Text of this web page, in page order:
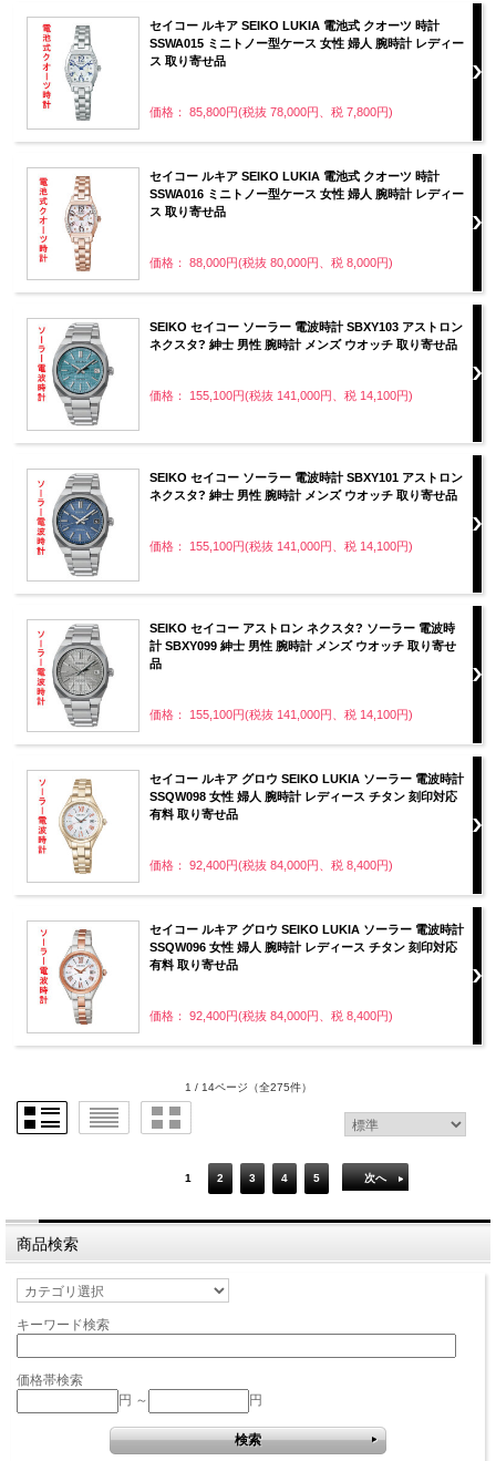
セイコー ルキア SEIKO LUKIA 電池式 クオーツ 時計
SSWA015 ミニトノー型ケース 女性 婦人 腕時計 レディー
ス 取り寄せ品
価格： 85,800円(税抜 78,000円、税 7,800円)
セイコー ルキア SEIKO LUKIA 電池式 クオーツ 時計
SSWA016 ミニトノー型ケース 女性 婦人 腕時計 レディー
ス 取り寄せ品
価格： 88,000円(税抜 80,000円、税 8,000円)
SEIKO セイコー ソーラー 電波時計 SBXY103 アストロン
ネクスタ? 紳士 男性 腕時計 メンズ ウオッチ 取り寄せ品
価格： 155,100円(税抜 141,000円、税 14,100円)
SEIKO セイコー ソーラー 電波時計 SBXY101 アストロン
ネクスタ? 紳士 男性 腕時計 メンズ ウオッチ 取り寄せ品
価格： 155,100円(税抜 141,000円、税 14,100円)
SEIKO セイコー アストロン ネクスタ? ソーラー 電波時
計 SBXY099 紳士 男性 腕時計 メンズ ウオッチ 取り寄せ
品
価格： 155,100円(税抜 141,000円、税 14,100円)
セイコー ルキア グロウ SEIKO LUKIA ソーラー 電波時計
SSQW098 女性 婦人 腕時計 レディース チタン 刻印対応
有料 取り寄せ品
価格： 92,400円(税抜 84,000円、税 8,400円)
セイコー ルキア グロウ SEIKO LUKIA ソーラー 電波時計
SSQW096 女性 婦人 腕時計 レディース チタン 刻印対応
有料 取り寄せ品
価格： 92,400円(税抜 84,000円、税 8,400円)
1 / 14ページ （全275件）
1 2 3 4 5 次へ
商品検索
キーワード検索
価格帯検索
円 ～
円